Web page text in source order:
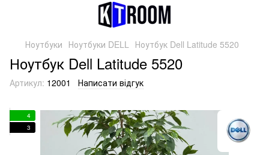
Ноутбуки Ноутбуки DELL Ноутбук Dell Latitude 5520
Ноутбук Dell Latitude 5520
Артикул: 12001 Написати відгук
4
3